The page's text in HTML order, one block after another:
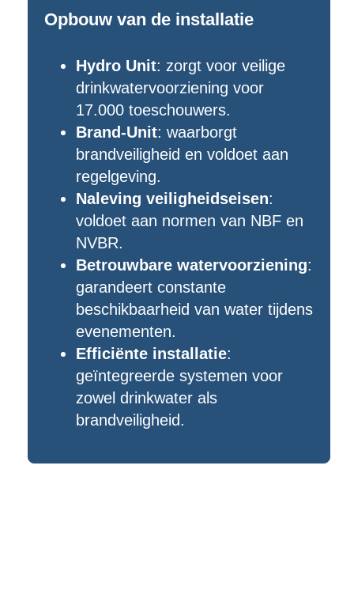
Opbouw van de installatie
Hydro Unit: zorgt voor veilige
drinkwatervoorziening voor
17.000 toeschouwers.
Brand-Unit: waarborgt
brandveiligheid en voldoet aan
regelgeving.
Naleving veiligheidseisen:
voldoet aan normen van NBF en
NVBR.
Betrouwbare watervoorziening:
garandeert constante
beschikbaarheid van water tijdens
evenementen.
Efficiënte installatie:
geïntegreerde systemen voor
zowel drinkwater als
brandveiligheid.